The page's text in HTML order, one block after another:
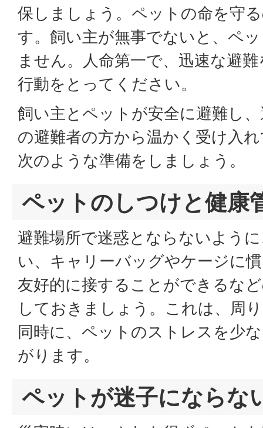
保しましょう。ペットの命を守
す。飼い主が無事でないと、ペ
ません。人命第一で、迅速な避
行動をとってください。
飼い主とペットが安全に避難し
の避難者の方から温かく受け入
次のような準備をしましょう。
ペットのしつけと健康
避難場所で迷惑とならないよう
い、キャリーバッグやケージに
友好的に接することができるな
しておきましょう。これは、周
同時に、ペットのストレスを少
がります。
ペットが迷子にならな